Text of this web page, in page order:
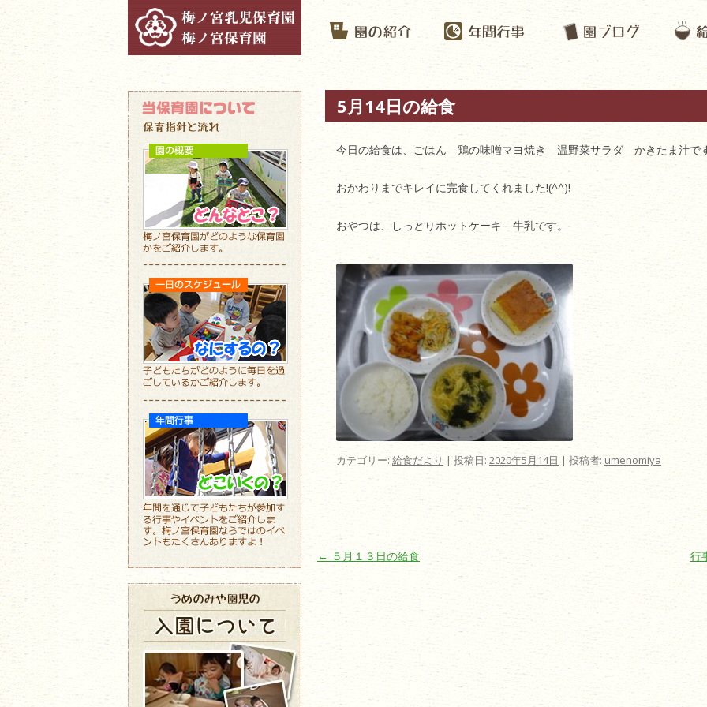
5月14日の給食
今日の給食は、ごはん 鶏の味噌マヨ焼き 温野菜サラダ かきたま汁で
おかわりまでキレイに完食してくれました!(^^)!
おやつは、しっとりホットケーキ 牛乳です。
カテゴリー: 給食だより | 投稿日: 2020年5月14日 | 投稿者:umenomiya
投稿ナビゲーション
←５月１３日の給食 行